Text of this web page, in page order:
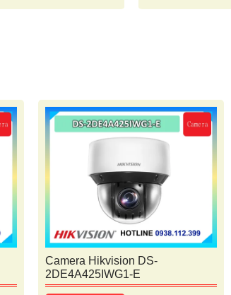
Camera Hikvision DS-
2DE4A425IWG1-E